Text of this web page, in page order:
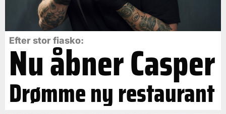
Efter stor fiasko:
Nu åbner Casper
Drømme ny restaurant